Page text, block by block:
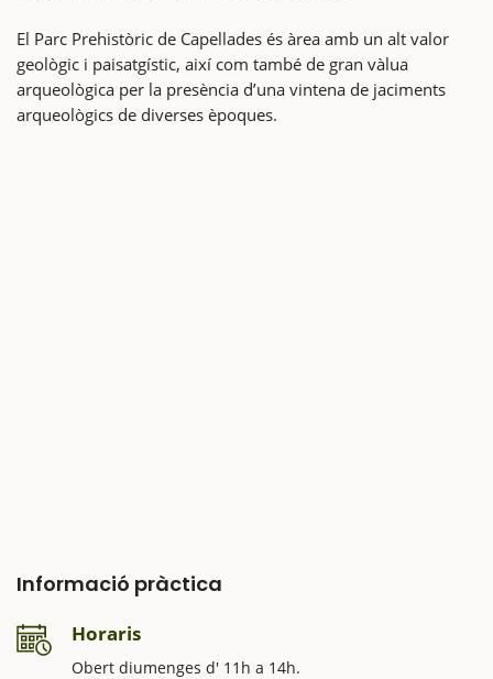
El Parc Prehistòric de Capellades és àrea amb un alt valor
geològic i paisatgístic, així com també de gran vàlua
arqueològica per la presència d’una vintena de jaciments
arqueològics de diverses èpoques.
Informació pràctica
Horaris
Obert diumenges d' 11h a 14h.